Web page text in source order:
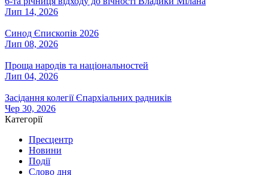
Лип 14, 2026
Синод Єпископів 2026
Лип 08, 2026
Проща народів та національностей
Лип 04, 2026
Засідання колегії Єпархіальних радників
Чер 30, 2026
Категорії
Пресцентр
Новини
Події
Слово дня